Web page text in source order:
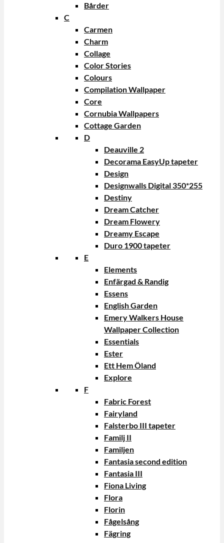
Bårder
C
Carmen
Charm
Collage
Color Stories
Colours
Compilation Wallpaper
Core
Cornubia Wallpapers
Cottage Garden
D
Deauville 2
Decorama EasyUp tapeter
Design
Designwalls Digital 350*255
Destiny
Dream Catcher
Dream Flowery
Dreamy Escape
Duro 1900 tapeter
E
Elements
Enfärgad & Randig
Essens
English Garden
Emery Walkers House
Wallpaper Collection
Essentials
Ester
Ett Hem Öland
Explore
F
Fabric Forest
Fairyland
Falsterbo III tapeter
Familj II
Familjen
Fantasia second edition
Fantasia III
Fiona Living
Flora
Florin
Fågelsång
Fägring